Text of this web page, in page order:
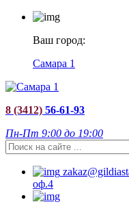
Ваш город:
Самара 1
8 (3412) 56-61-93
Пн-Пт 9:00 до 19:00
оф.4